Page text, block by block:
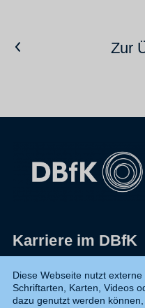
Vorheriger Artikel
Zur
Karriere im DBfK
Datenschutz
Diese Webseite nutzt
Schriftarten, Karten, Videos
dazu genutzt werden